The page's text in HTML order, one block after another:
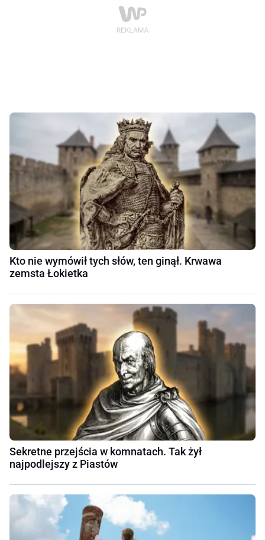
Kto nie wymówił tych słów, ten ginął. Krwawa
zemsta Łokietka
Sekretne przejścia w komnatach. Tak żył
najpodlejszy z Piastów